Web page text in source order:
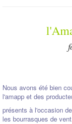
Nous avons été bien
l'amapp et des
présents à l'occasion
les bourrasques de